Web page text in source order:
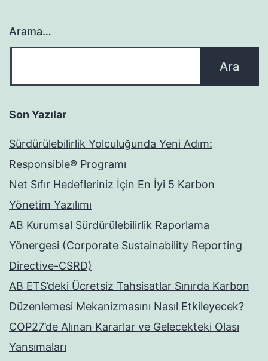
Arama…
Son Yazılar
Sürdürülebilirlik Yolculuğunda Yeni Adım:
Responsible® Programı
Net Sıfır Hedefleriniz İçin En İyi 5 Karbon
Yönetim Yazılımı
AB Kurumsal Sürdürülebilirlik Raporlama
Yönergesi (Corporate Sustainability Reporting
Directive-CSRD)
AB ETS’deki Ücretsiz Tahsisatlar Sınırda Karbon
Düzenlemesi Mekanizmasını Nasıl Etkileyecek?
COP27’de Alınan Kararlar ve Gelecekteki Olası
Yansımaları